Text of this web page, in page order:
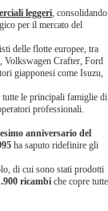
leggeri, consolidando
per il mercato del
delle flotte europee, tra
Volkswagen Crafter, Ford
giapponesi come Isuzu,
tutte le principali famiglie di
professionali.
anniversario del
ha saputo ridefinire gli
di cui sono stati prodotti
ricambi che copre tutte